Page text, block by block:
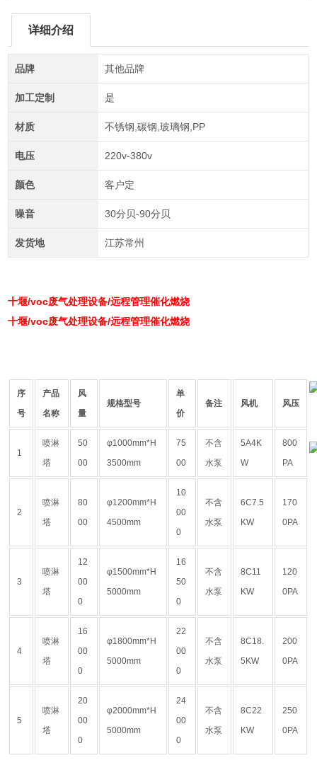
详细介绍
品牌 其他品牌
加工定制 是
材质 不锈钢,碳钢,玻璃钢,PP
电压 220v-380v
颜色 客户定
噪音 30分贝-90分贝
发货地 江苏常州
十堰/voc废气处理设备/远程管理催化燃烧
十堰/voc废气处理设备/远程管理催化燃烧
序
号
产品
名称
风
量
规格型号
单
价
备注 风机 风压
1
喷淋
塔
50
00
φ1000mm*H
3500mm
75
00
不含
水泵
5A4K
W
800
PA
2
喷淋
塔
80
00
φ1200mm*H
4500mm
10
00
0
不含
水泵
6C7.5
KW
170
0PA
3
喷淋
塔
12
00
0
φ1500mm*H
5000mm
16
50
0
不含
水泵
8C11
KW
120
0PA
4
喷淋
塔
16
00
0
φ1800mm*H
5000mm
22
00
0
不含
水泵
8C18.
5KW
200
0PA
5
喷淋
塔
20
00
0
φ2000mm*H
5000mm
24
00
0
不含
水泵
8C22
KW
250
0PA